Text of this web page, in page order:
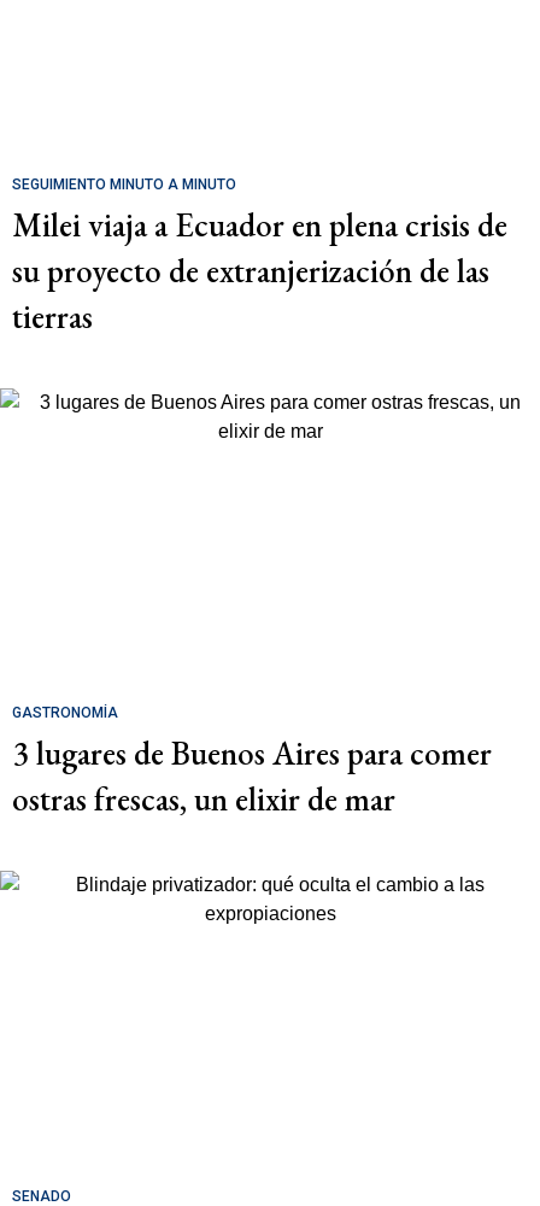
SEGUIMIENTO MINUTO A MINUTO
Milei viaja a Ecuador en plena crisis de
su proyecto de extranjerización de las
tierras
GASTRONOMÍA
3 lugares de Buenos Aires para comer
ostras frescas, un elixir de mar
SENADO